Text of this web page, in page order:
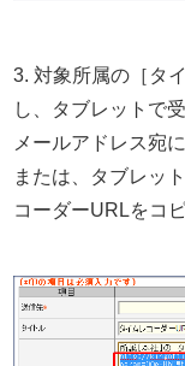
3. 対象所属の［タ
し、タブレットで
メールアドレス宛
または、タブレッ
コーダーURLをコ